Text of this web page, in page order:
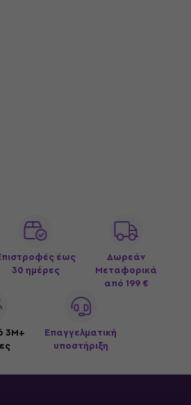
έως
30 ημέρες
Δωρεάν
Μεταφορικά
από 199 €
3M+
Επαγγελματική
υποστήριξη